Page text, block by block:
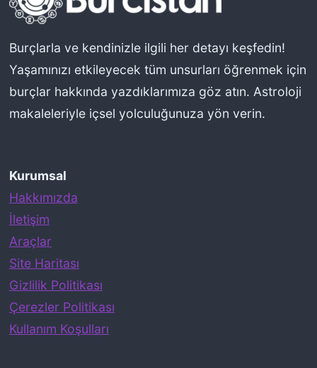
l
Burçlarla ve kendinizle ilgili her detayı keşfedin!
Yaşamınızı etkileyecek tüm unsurları öğrenmek için
burçlar hakkında yazdıklarımıza göz atın. Astroloji
makaleleriyle içsel yolculuğunuza yön verin.
Kurumsal
Hakkımızda
İletişim
Araçlar
Site Haritası
Gizlilik Politikası
Çerezler Politikası
Kullanım Koşulları